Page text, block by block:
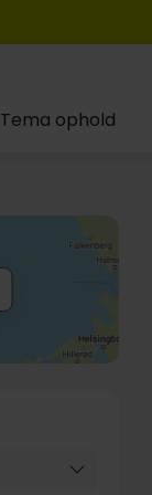
Tema ophold